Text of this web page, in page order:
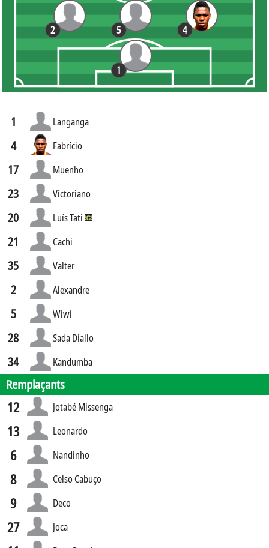
4
1
2 5
1 Langanga
4 Fabrício
17 Muenho
23 Victoriano
20 Luís Tati
21 Cachi
35 Valter
2 Alexandre
5 Wiwi
28 Sada Diallo
34 Kandumba
Remplaçants
12 Jotabé Missenga
13 Leonardo
6 Nandinho
8 Celso Cabuço
9 Deco
27 Joca